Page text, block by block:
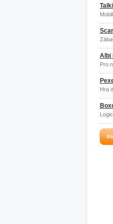
Albi
Pro
Hra